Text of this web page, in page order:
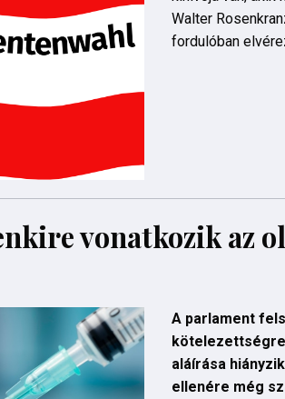
Walter
fordulóban
vonatkozik az
A parlament
aláírása
ellenére még